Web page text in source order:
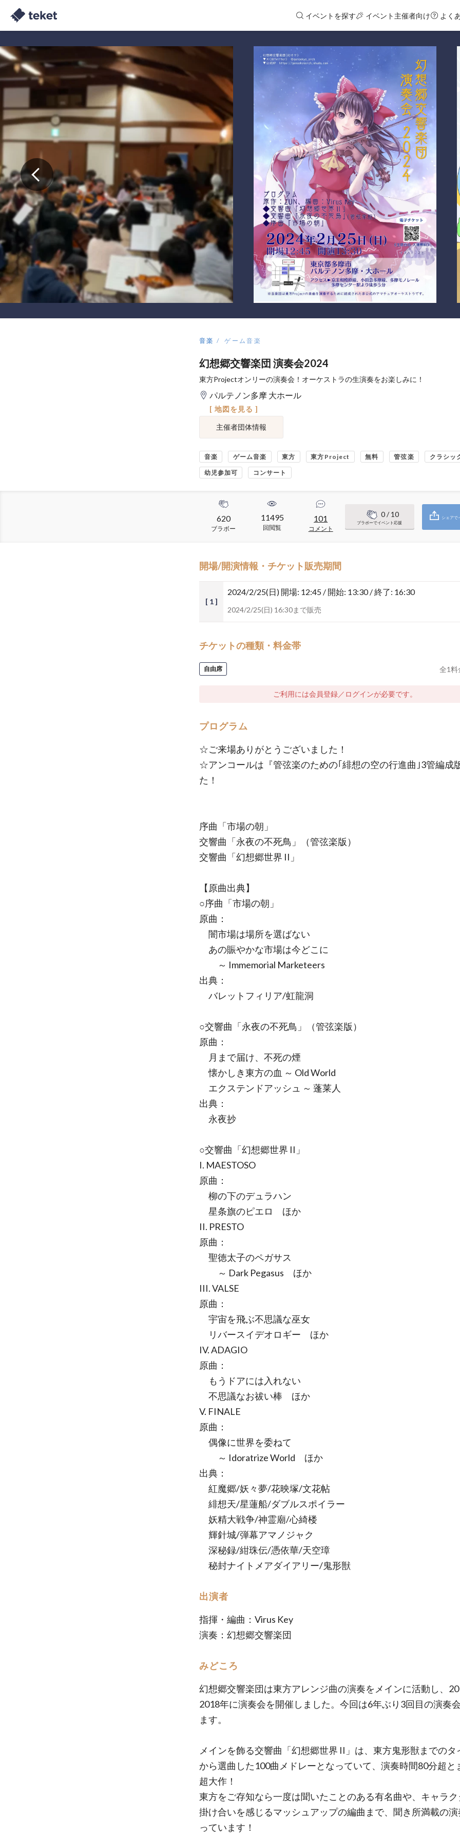
イベントを探す イベント主催者向け よく
音楽 ゲーム音楽
幻想郷交響楽団 演奏会2024
東方Projectオンリーの演奏会！オーケストラの生演奏をお楽しみに！
パルテノン多摩 大ホール
[ 地図を見る ]
主催者団体情報
音楽 ゲーム音楽 東方 東方Project 無料 管弦楽 クラシッ
幼児参加可 コンサート
620
ブラボー
11495
回閲覧
101
コメント
0/ 10
ブラボーでイベント応援
シェアで
開場/開演情報・チケット販売期間
[ 1 ]
2024/2/25(日) 開場: 12:45 / 開始: 13:30 / 終了: 16:30
2024/2/25(日) 16:30まで販売
チケットの種類・料金帯
自由席 全1料
ご利用には会員登録／ログインが必要です。
プログラム
☆ご来場ありがとうございました！
☆アンコールは『管弦楽のための｢緋想の空の行進曲｣3管編成
た！
序曲「市場の朝」
交響曲「永夜の不死鳥」（管弦楽版）
交響曲「幻想郷世界 II」
【原曲出典】
○序曲「市場の朝」
原曲：
闇市場は場所を選ばない
あの賑やかな市場は今どこに
～ Immemorial Marketeers
出典：
バレットフィリア/虹龍洞
○交響曲「永夜の不死鳥」（管弦楽版）
原曲：
月まで届け、不死の煙
懐かしき東方の血 ～ Old World
エクステンドアッシュ ～ 蓬莱人
出典：
永夜抄
○交響曲「幻想郷世界 II」
I. MAESTOSO
原曲：
柳の下のデュラハン
星条旗のピエロ ほか
II. PRESTO
原曲：
聖徳太子のペガサス
～ Dark Pegasus ほか
III. VALSE
原曲：
宇宙を飛ぶ不思議な巫女
リバースイデオロギー ほか
IV. ADAGIO
原曲：
もうドアには入れない
不思議なお祓い棒 ほか
V. FINALE
原曲：
偶像に世界を委ねて
～ Idoratrize World ほか
出典：
紅魔郷/妖々夢/花映塚/文花帖
緋想天/星蓮船/ダブルスポイラー
妖精大戦争/神霊廟/心綺楼
輝針城/弾幕アマノジャク
深秘録/紺珠伝/憑依華/天空璋
秘封ナイトメアダイアリー/鬼形獣
出演者
指揮・編曲：Virus Key
演奏：幻想郷交響楽団
みどころ
幻想郷交響楽団は東方アレンジ曲の演奏をメインに活動し、
2018年に演奏会を開催しました。今回は6年ぶり3回目の演奏
ます。
メインを飾る交響曲「幻想郷世界 II」は、東方鬼形獣までのタ
から選曲した100曲メドレーとなっていて、演奏時間80分超と
超大作！
東方をご存知なら一度は聞いたことのある有名曲や、キャラ
掛け合いを感じるマッシュアップの編曲まで、聞き所満載の
っています！